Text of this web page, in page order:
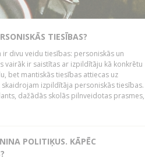
TIESĪBAS?
divu veidu tiesības: personiskās un
vairāk ir saistītas ar izpildītāju kā konkrētu
bet mantiskās tiesības attiecas uz
izpildītāja personiskās tiesības.
dažādās skolās pilnveidotas prasmes,
POLITIĶUS. KĀPĒC